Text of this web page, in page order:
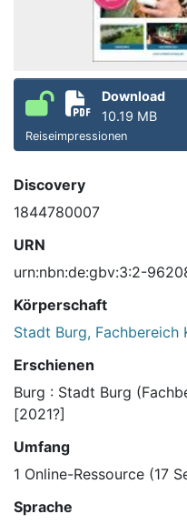
Download
10.19 MB
Reiseimpressionen
Discovery
1844780007
URN
urn:nbn:de:gbv:3:2-
Körperschaft
Stadt Burg, Fachbereich
Erschienen
Burg : Stadt Burg
[2021?]
Umfang
1 Online-Ressource (17
Sprache